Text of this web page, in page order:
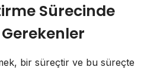
Sürecinde
bir süreçtir ve bu süreçte